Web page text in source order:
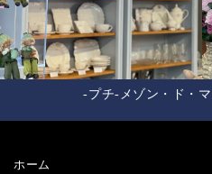
-プチ-メゾン・ド・
ホーム